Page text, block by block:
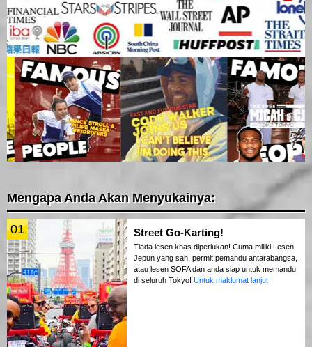
Mengapa Anda Akan Menyukainya:
01 Street Go-Karting!
Tiada lesen khas diperlukan! Cuma miliki Lesen
Jepun yang sah, permit pemandu antarabangsa,
atau lesen SOFA dan anda siap untuk memandu
di seluruh Tokyo! Untuk maklumat lanjut